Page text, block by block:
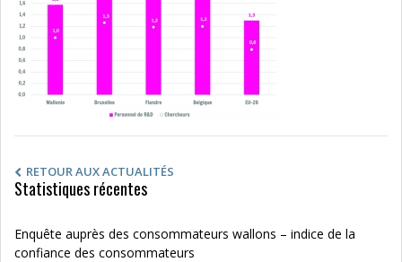
RETOUR AUX ACTUALITÉS
Statistiques récentes
Enquête auprès des consommateurs wallons – indice de la
confiance des consommateurs